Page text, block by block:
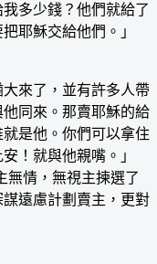
多少錢？他們就給了
耶穌交給他們。」
來了，並有許多人帶
同來。那賣耶穌的給
是他。你們可以拿住
！就與他親嘴。」
無情，無視主揀選了
遠慮計劃賣主，更對